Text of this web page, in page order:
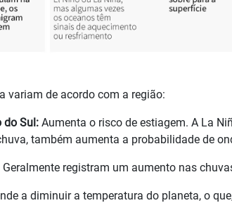
variam de acordo com a região:
do Sul: Aumenta o risco de estiagem. A La
também aumenta a probabilidade de
Geralmente registram um aumento nas
a diminuir a temperatura do planeta, o